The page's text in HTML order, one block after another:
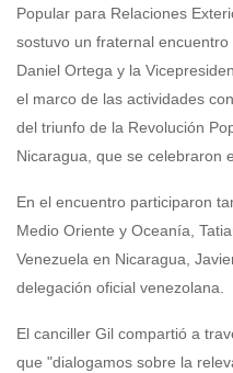
Popular para Relaciones
sostuvo un fraternal
Daniel Ortega y la
el marco de las actividades
del triunfo de la Revolución
Nicaragua, que se celebraron
En el encuentro participaron
Medio Oriente y Oceanía,
Venezuela en Nicaragua,
delegación oficial venezolana.
El canciller Gil compartió a
que "dialogamos sobre la